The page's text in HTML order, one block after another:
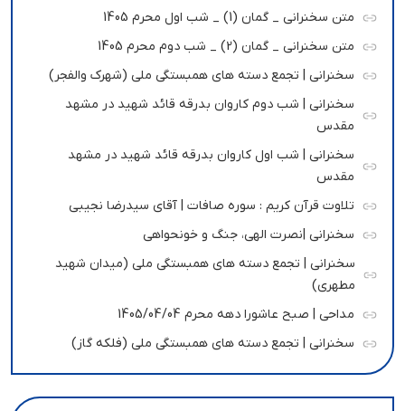
متن سخنرانی _ گمان (1) _ شب اول محرم 1405
متن سخنرانی _ گمان (2) _ شب دوم محرم 1405
سخنرانی | تجمع دسته های همبستگی ملی (شهرک والفجر)
سخنرانی | شب دوم کاروان بدرقه قائد شهید در مشهد
مقدس
سخنرانی | شب اول کاروان بدرقه قائد شهید در مشهد
مقدس
تلاوت قرآن کریم : سوره صافات | آقای سیدرضا نجیبی
سخنرانی |نصرت الهی، جنگ و خونحواهی
سخنرانی | تجمع دسته های همبستگی ملی (میدان شهید
مطهری)
مداحی | صبح عاشورا دهه محرم 1405/04/04
سخنرانی | تجمع دسته های همبستگی ملی (فلکه گاز)